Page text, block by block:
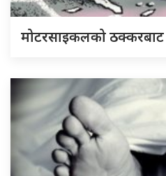
मोटरसाइकलको